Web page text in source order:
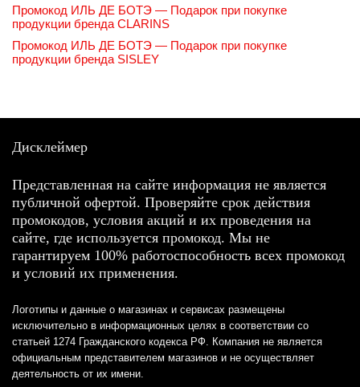
Промокод ИЛЬ ДЕ БОТЭ — Подарок при покупке
продукции бренда CLARINS
Промокод ИЛЬ ДЕ БОТЭ — Подарок при покупке
продукции бренда SISLEY
Дисклеймер
Представленная на сайте информация не является
публичной офертой. Проверяйте срок действия
промокодов, условия акций и их проведения на
сайте, где используется промокод. Мы не
гарантируем 100% работоспособность всех промокод
и условий их применения.
Логотипы и данные о магазинах и сервисах размещены
исключительно в информационных целях в соответствии со
статьей 1274 Гражданского кодекса РФ. Компания не является
официальным представителем магазинов и не осуществляет
деятельность от их имени.